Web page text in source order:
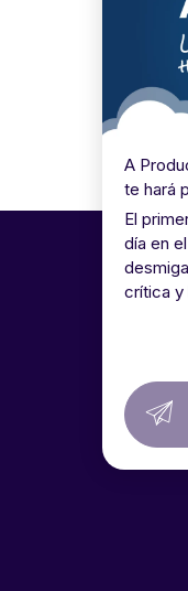
A
te hará
El
día en
crítica y